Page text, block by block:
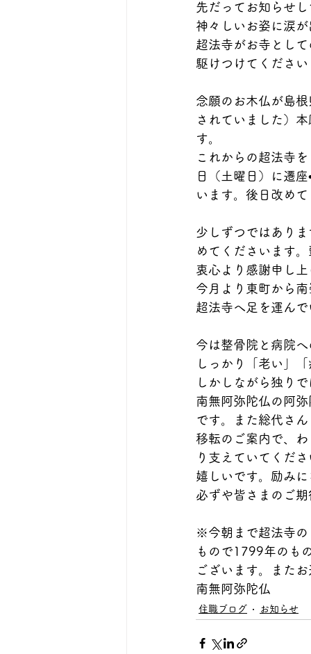
先だってお知らせ
神々しいお姿に涙
超法寺がお寺とし
駆けつけてくださ
念願のお木仏が島
されていました）
す。
これからの超法寺
日（土曜日）に遷
います。後日改め
少しずつではあり
めてくださいます
衷心より感謝申し
今月より東町から
超法寺へ足を運ん
今は整骨院と病院
しっかり「老い」
しかしながら独り
南無阿弥陀仏の阿
です。また総代さ
移転のご案内で、
り支えていてくだ
嬉しいです。励み
必ずや皆さまのご
※今朝まで超法寺の
もので1799年のも
ございます。また
南無阿弥陀仏
住職ブログ お知らせ